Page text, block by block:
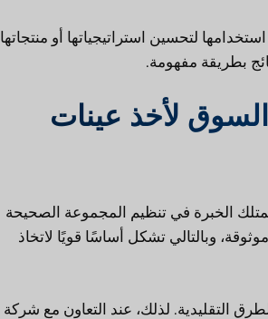
لتحسين استراتيجياتها أو منتجاتها
بطريقة مفهومة.
لأخذ عينات
الخبرة في تنظيم المجموعة الصحيحة
وبالتالي تشكل أساسًا قويًا لاتخاذ
التقليدية. لذلك، عند التعاون مع شركة